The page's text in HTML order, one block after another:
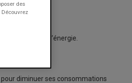
d’énergie.
diminuer ses consommations
des